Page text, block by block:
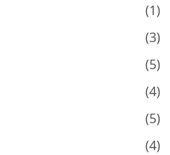
(1)
(3)
(5)
(4)
(5)
(4)